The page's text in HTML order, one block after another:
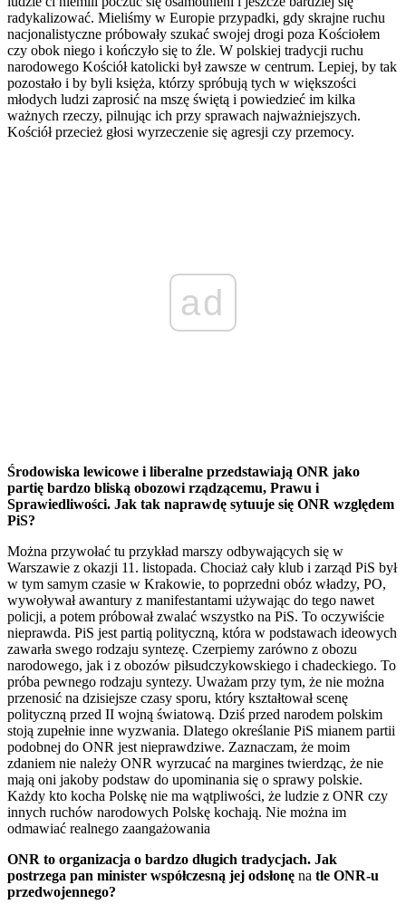
radykalizować. Mieliśmy w Europie przypadki, gdy skrajne ruchu
nacjonalistyczne próbowały szukać swojej drogi poza Kościołem
czy obok niego i kończyło się to źle. W polskiej tradycji ruchu
narodowego Kościół katolicki był zawsze w centrum. Lepiej, by tak
pozostało i by byli księża, którzy spróbują tych w większości
młodych ludzi zaprosić na mszę świętą i powiedzieć im kilka
ważnych rzeczy, pilnując ich przy sprawach najważniejszych.
Kościół przecież głosi wyrzeczenie się agresji czy przemocy.
ad
Środowiska lewicowe i liberalne przedstawiają ONR jako
partię bardzo bliską obozowi rządzącemu, Prawu i
Sprawiedliwości. Jak tak naprawdę sytuuje się ONR względem
PiS?
Można przywołać tu przykład marszy odbywających się w
Warszawie z okazji 11. listopada. Chociaż cały klub i zarząd PiS był
w tym samym czasie w Krakowie, to poprzedni obóz władzy, PO,
wywoływał awantury z manifestantami używając do tego nawet
policji, a potem próbował zwalać wszystko na PiS. To oczywiście
nieprawda. PiS jest partią polityczną, która w podstawach ideowych
zawarła swego rodzaju syntezę. Czerpiemy zarówno z obozu
narodowego, jak i z obozów piłsudczykowskiego i chadeckiego. To
próba pewnego rodzaju syntezy. Uważam przy tym, że nie można
przenosić na dzisiejsze czasy sporu, który kształtował scenę
polityczną przed II wojną światową. Dziś przed narodem polskim
stoją zupełnie inne wyzwania. Dlatego określanie PiS mianem partii
podobnej do ONR jest nieprawdziwe. Zaznaczam, że moim
zdaniem nie należy ONR wyrzucać na margines twierdząc, że nie
mają oni jakoby podstaw do upominania się o sprawy polskie.
Każdy kto kocha Polskę nie ma wątpliwości, że ludzie z ONR czy
innych ruchów narodowych Polskę kochają. Nie można im
odmawiać realnego zaangażowania
ONR to organizacja o bardzo długich tradycjach. Jak
postrzega pan minister współczesną jej odsłonę na tle ONR-u
przedwojennego?